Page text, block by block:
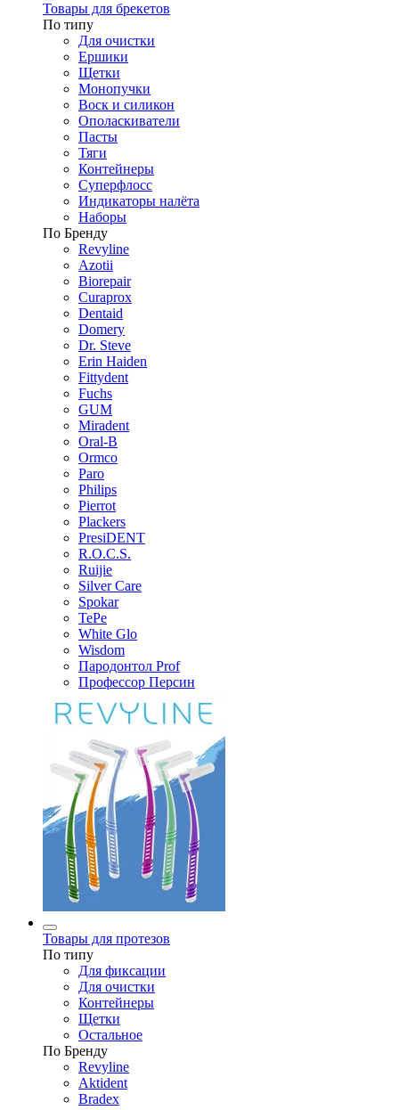
Товары для брекетов
По типу
Для очистки
Ершики
Щетки
Монопучки
Воск и силикон
Ополаскиватели
Пасты
Тяги
Контейнеры
Суперфлосс
Индикаторы налёта
Наборы
По Бренду
Revyline
Azotii
Biorepair
Curaprox
Dentaid
Domery
Dr. Steve
Erin Haiden
Fittydent
Fuchs
GUM
Miradent
Oral-B
Ormco
Paro
Philips
Pierrot
Plackers
PresiDENT
R.O.C.S.
Ruijie
Silver Care
Spokar
TePe
White Glo
Wisdom
Пародонтол Prof
Профессор Персин
Товары для протезов
По типу
Для фиксации
Для очистки
Контейнеры
Щетки
Остальное
По Бренду
Revyline
Aktident
Bradex